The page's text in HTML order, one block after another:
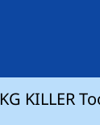
KG KILLER